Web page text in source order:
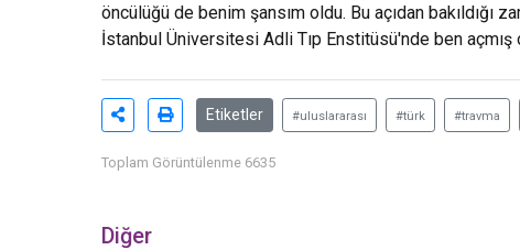
öncülüğü de benim şansım oldu. Bu açıdan
İstanbul Üniversitesi Adli Tıp Enstitüsü'nde ben açmış
Etiketler #uluslararası #türk #travma
Toplam Görüntülenme 6635
Diğer